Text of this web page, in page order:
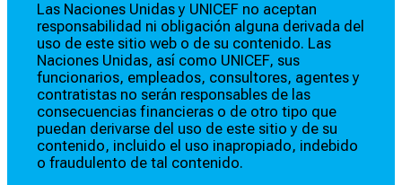
Las Naciones Unidas y UNICEF no aceptan
responsabilidad ni obligación alguna derivada del
uso de este sitio web o de su contenido. Las
Naciones Unidas, así como UNICEF, sus
funcionarios, empleados, consultores, agentes y
contratistas no serán responsables de las
consecuencias financieras o de otro tipo que
puedan derivarse del uso de este sitio y de su
contenido, incluido el uso inapropiado, indebido
o fraudulento de tal contenido.